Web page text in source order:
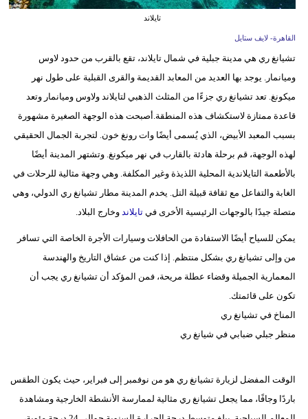
تايلاند
القاهرة- لايف ستايل
تشيانغ ري هي مدينة جبلية في شمال تايلاند، تقع بالقرب من حدود لاوس
وميانمار. يوجد بها العديد من المعابد القديمة والقرى القبلية على طول نهر
ميكونغ. تعد تشيانغ ري جزءًا من المثلث الذهبي لتايلاند ولاوس وميانمار وتعد
قاعدة ممتازة لاستكشاف هذه المنطقة.أصبحت هذه الوجهة الصغيرة مشهورة
بسبب المعبد الأبيض، الذي يُسمى أيضًا وات رونغ خون. لتجربة الجمال الحقيقي
لهذه الوجهة، قم برحلة هادئة بالقارب في نهر ميكونغ. وتشتهر المدينة أيضًا
بالأطعمة التايلاندية المحلية اللذيذة وغير المكلفة. وهي وجهة مثالية للرحلات في
الغابة والتفاعل مع ثقافة قبيلة التل. يخدم المدينة مطار تشيانغ ري الدولي، وهي
متصلة جيدًا بالوجهات الرئيسية الأخرى فيتايلاندوخارج البلاد.
يمكن للسياح أيضًا الاستفادة من الحافلات وسيارات الأجرة الخاصة التي تسافر
من وإلى تشيانغ ري بشكل منتظم. إذا كنت من عشاق التاريخ والهندسة
المعمارية الجميلة وقضاء عطلة مريحة، فمن المؤكد أن تشيانغ ري يجب أن
تكون على قائمتك.
المناخ في تشيانغ ري
منظر جبلي ضبابي في شيانغ ري
الوقت المفضل لزيارة تشيانغ ري هو من نوفمبر إلى فبراير، حيث يكون الطقس
باردًا وجافًا، مما يجعل تشيانغ ري مثالية لممارسة الأنشطة الخارجية ومشاهدة